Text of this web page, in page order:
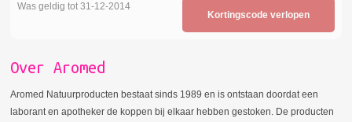
Kortingscode verlopen
Was geldig tot 31-12-2014
Over Aromed
Aromed Natuurproducten bestaat sinds 1989 en is ontstaan doordat een
laborant en apotheker de koppen bij elkaar hebben gestoken. De producten